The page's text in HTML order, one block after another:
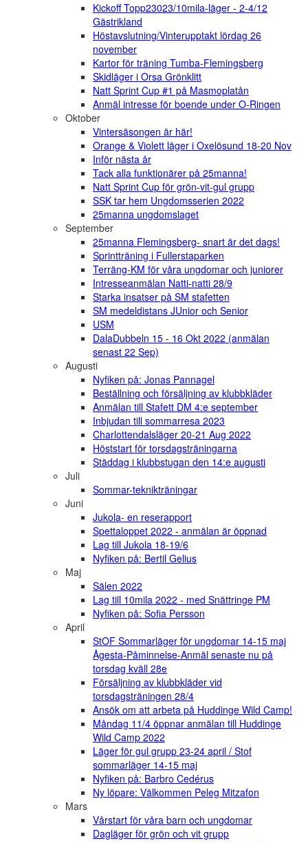
Kickoff Topp23023/10mila-läger - 2-4/12
Gästrikland
Höstavslutning/Vinterupptakt lördag 26
november
Kartor för träning Tumba-Flemingsberg
Skidläger i Orsa Grönklitt
Natt Sprint Cup #1 på Masmoplatån
Anmäl intresse för boende under O-Ringen
Oktober
Vintersäsongen är här!
Orange & Violett läger i Oxelösund 18-20 Nov
Inför nästa år
Tack alla funktionärer på 25manna!
Natt Sprint Cup för grön-vit-gul grupp
SSK tar hem Ungdomsserien 2022
25manna ungdomslaget
September
25manna Flemingsberg- snart är det dags!
Sprintträning i Fullerstaparken
Terräng-KM för våra ungdomar och juniorer
Intresseanmälan Natti-natti 28/9
Starka insatser på SM stafetten
SM medeldistans JUnior och Senior
USM
DalaDubbeln 15 - 16 Okt 2022 (anmälan
senast 22 Sep)
Augusti
Nyfiken på: Jonas Pannagel
Beställning och försäljning av klubbkläder
Anmälan till Stafett DM 4:e september
Inbjudan till sommarresa 2023
Charlottendalsläger 20-21 Aug 2022
Höststart för torsdagsträningarna
Städdag i klubbstugan den 14:e augusti
Juli
Sommar-teknikträningar
Juni
Jukola- en reserapport
Spettaloppet 2022 - anmälan är öppnad
Lag till Jukola 18-19/6
Nyfiken på: Bertil Gelius
Maj
Sälen 2022
Lag till 10mila 2022 - med Snättringe PM
Nyfiken på: Sofia Persson
April
StOF Sommarläger för ungdomar 14-15 maj
Ågesta-Påminnelse-Anmäl senaste nu på
torsdag kväll 28e
Försäljning av klubbkläder vid
torsdagsträningen 28/4
Ansök om att arbeta på Huddinge Wild Camp!
Måndag 11/4 öppnar anmälan till Huddinge
Wild Camp 2022
Läger för gul grupp 23-24 april / Stof
sommarläger 14-15 maj
Nyfiken på: Barbro Cedérus
Ny löpare: Välkommen Peleg Mitzafon
Mars
Vårstart för våra barn och ungdomar
Dagläger för grön och vit grupp